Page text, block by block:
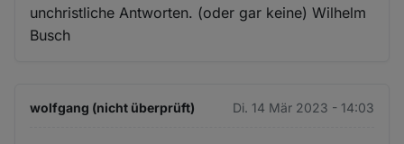
unchristliche Antworten. (oder gar keine) Wilhelm
Busch
wolfgang (nicht überprüft) Di. 14 Mär 2023 - 14:03